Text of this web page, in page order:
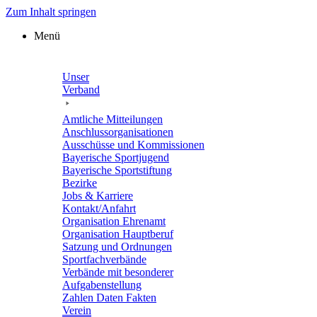
Zum Inhalt springen
Menü
Unser
Verband
Amtli­che Mitteilungen
Anschluss­or­ga­ni­sa­tio­nen
Ausschüsse und Kommissionen
Baye­ri­sche Sportjugend
Baye­ri­sche Sportstiftung
Bezirke
Jobs & Karriere
Kontakt/​​Anfahrt
Orga­ni­sa­tion Ehrenamt
Orga­ni­sa­tion Hauptberuf
Satzung und Ordnungen
Sport­fach­ver­bände
Verbände mit beson­de­rer
Aufgabenstellung
Zahlen Daten Fakten
Verein